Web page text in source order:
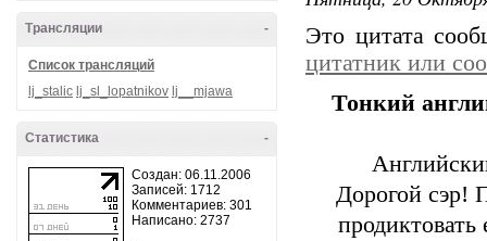
-
Трансляции
Список трансляций
lj_stalic lj_sl_lopatnikov lj__mjawa
-
Статистика
Создан: 06.11.2006
Записей: 1712
Комментариев: 301
Написано: 2737
Это цитата
цитатник или
Тонкий
Дорогой сэр!